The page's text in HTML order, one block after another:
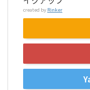
created by Rinker